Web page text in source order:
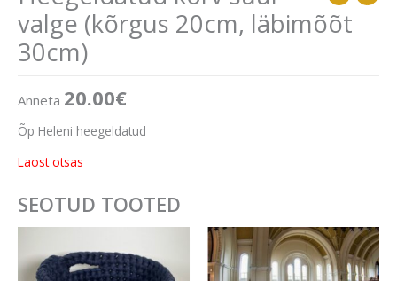
valge (kõrgus 20cm, läbimõõt
30cm)
Anneta 20.00€
Õp Heleni heegeldatud
Laost otsas
SEOTUD TOOTED